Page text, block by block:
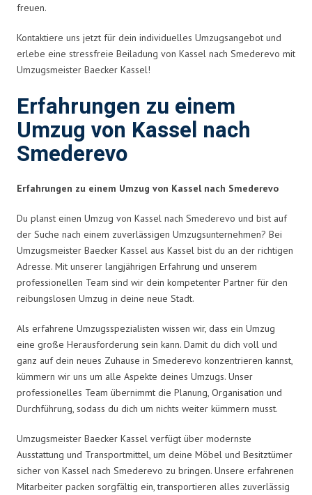
freuen.
Kontaktiere uns jetzt für dein individuelles Umzugsangebot und
erlebe eine stressfreie Beiladung von Kassel nach Smederevo mit
Umzugsmeister Baecker Kassel!
Erfahrungen zu einem
Umzug von Kassel nach
Smederevo
Erfahrungen zu einem Umzug von Kassel nach Smederevo
Du planst einen Umzug von Kassel nach Smederevo und bist auf
der Suche nach einem zuverlässigen Umzugsunternehmen? Bei
Umzugsmeister Baecker Kassel aus Kassel bist du an der richtigen
Adresse. Mit unserer langjährigen Erfahrung und unserem
professionellen Team sind wir dein kompetenter Partner für den
reibungslosen Umzug in deine neue Stadt.
Als erfahrene Umzugsspezialisten wissen wir, dass ein Umzug
eine große Herausforderung sein kann. Damit du dich voll und
ganz auf dein neues Zuhause in Smederevo konzentrieren kannst,
kümmern wir uns um alle Aspekte deines Umzugs. Unser
professionelles Team übernimmt die Planung, Organisation und
Durchführung, sodass du dich um nichts weiter kümmern musst.
Umzugsmeister Baecker Kassel verfügt über modernste
Ausstattung und Transportmittel, um deine Möbel und Besitztümer
sicher von Kassel nach Smederevo zu bringen. Unsere erfahrenen
Mitarbeiter packen sorgfältig ein, transportieren alles zuverlässig